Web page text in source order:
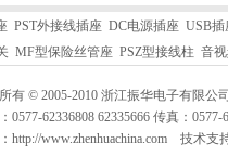
PST外接线插座 DC电源插座 USB插
MF型保险丝管座 PSZ型接线柱 音
有 © 2005-2010 浙江振华电子有限
0577-62336808 62335666 传真：
http://www.zhenhuachina.com 技术支